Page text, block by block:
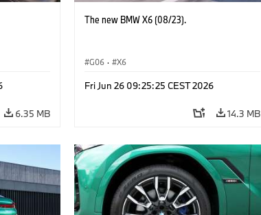
6.35 MB
The new BMW X6 (08/23).
G06 · X6
Fri Jun 26 09:25:25 CEST 2026
14.3 MB